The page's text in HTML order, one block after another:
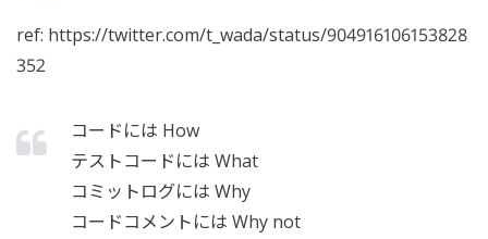
ref: https://twitter.com/t_wada/status/904916106153828
352
コードには How
テストコードには What
コミットログには Why
コードコメントには Why not